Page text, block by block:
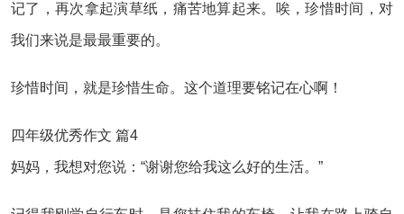
记了，再次拿起演草纸，痛苦地算起来。唉，珍惜时间，对
我们来说是最最重要的。
珍惜时间，就是珍惜生命。这个道理要铭记在心啊！
四年级优秀作文 篇4
妈妈，我想对您说：“谢谢您给我这么好的生活。”